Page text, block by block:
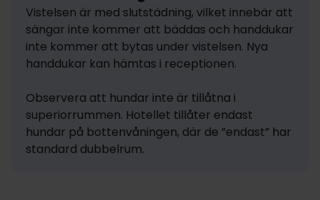
Vistelsen är med slutstädning, vilket innebär att
sängar inte kommer att bäddas och handdukar
inte kommer att bytas under vistelsen. Nya
handdukar kan hämtas i receptionen.
Observera att hundar inte är tillåtna i
superiorrummen. Hotellet tillåter endast
hundar på bottenvåningen, där de ”endast” har
standard dubbelrum.